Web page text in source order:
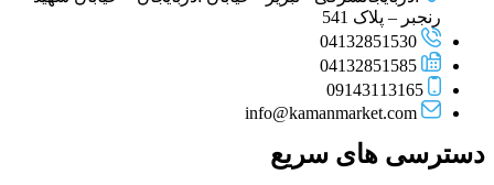
رنجبر – پلاک 541
04132851530
04132851585
09143113165
info@kamanmarket.com
دسترسی های سریع